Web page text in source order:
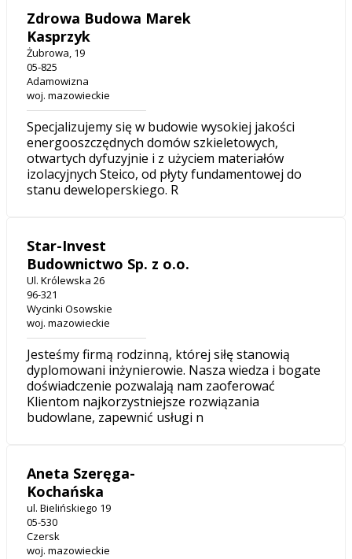
Zdrowa Budowa Marek
Kasprzyk
Żubrowa, 19
05-825
Adamowizna
woj. mazowieckie
Specjalizujemy się w budowie wysokiej jakości
energooszczędnych domów szkieletowych,
otwartych dyfuzyjnie i z użyciem materiałów
izolacyjnych Steico, od płyty fundamentowej do
stanu deweloperskiego. R
Star-Invest
Budownictwo Sp. z o.o.
Ul. Królewska 26
96-321
Wycinki Osowskie
woj. mazowieckie
Jesteśmy firmą rodzinną, której siłę stanowią
dyplomowani inżynierowie. Nasza wiedza i bogate
doświadczenie pozwalają nam zaoferować
Klientom najkorzystniejsze rozwiązania
budowlane, zapewnić usługi n
Aneta Szeręga-
Kochańska
ul. Bielińskiego 19
05-530
Czersk
woj. mazowieckie